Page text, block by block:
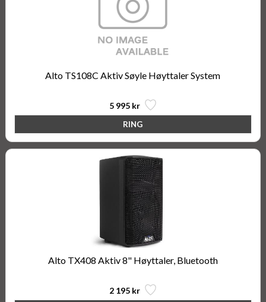
Alto TS108C Aktiv Søyle Høyttaler System
5 995 kr
Alto TX408 Aktiv 8" Høyttaler, Bluetooth
2 195 kr